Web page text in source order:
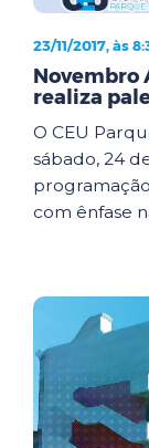
23/11/2017, às
Novembro
realiza
O CEU
sábado, 24
com ênfase